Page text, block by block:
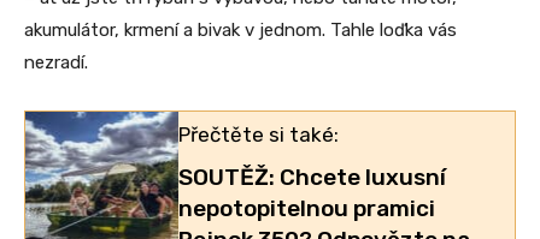
akumulátor, krmení a bivak v jednom. Tahle loďka vás
nezradí.
Přečtěte si také:
SOUTĚŽ: Chcete luxusní
nepotopitelnou pramici